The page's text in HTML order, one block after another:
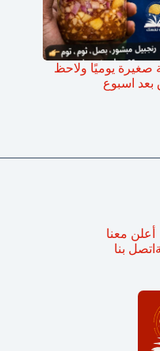
صغيرة يوميًا ولاحظ
بعد اسبوع
أعلن معنا
اتصل بنا